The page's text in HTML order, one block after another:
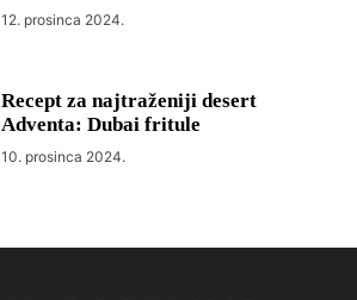
12. prosinca 2024.
Recept za najtraženiji desert
Adventa: Dubai fritule
10. prosinca 2024.